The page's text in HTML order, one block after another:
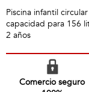
Piscina infantil
capacidad para 156
2 años
Comercio seguro